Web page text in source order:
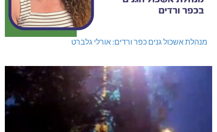
מנהלת אשכול גנים כפר ורדים: אורלי גלברט